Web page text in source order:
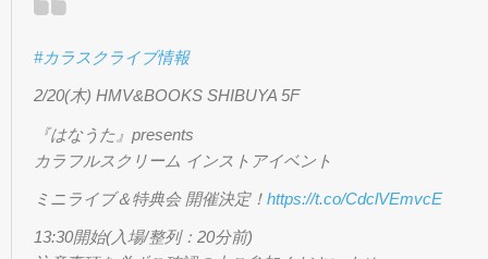
#カラスクライブ情報
2/20(木) HMV&BOOKS SHIBUYA 5F
『はなうた』presents
カラフルスクリーム インストアイベント
ミニライブ＆特典会 開催決定！ https://t.co/CdclVEmvcE
13:30開始(入場/整列：20分前)